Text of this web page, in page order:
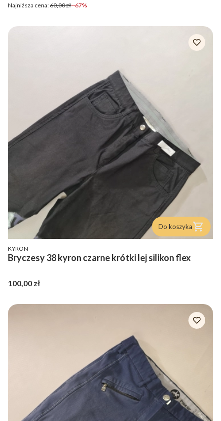
Najniższa cena:60,00 zł--67%
Do koszyka
PRODUCENT
KYRON
Bryczesy 38 kyron czarne krótki lej silikon flex
Cena
100,00 zł